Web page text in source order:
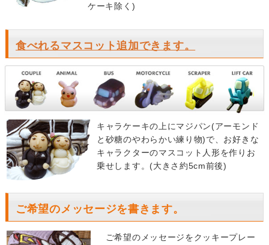
ケーキ除く)
食べれるマスコット追加できます。
キャラケーキの上にマジパン(アーモンド
と砂糖のやわらかい練り物)で、お好きな
キャラクターのマスコット人形を作りお
乗せします。(大きさ約5cm前後)
ご希望のメッセージを書きます。
ご希望のメッセージをクッキープレー